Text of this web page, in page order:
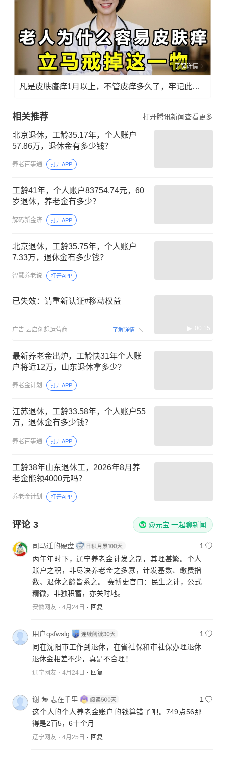
了解详情
凡是皮肤瘙痒1月以上，不管皮痒多久了，牢记此法，快！准！狠！
相关推荐 打开腾讯新闻查看更多
北京退休，工龄35.17年，个人账户
57.86万，退休金有多少钱？
养老百事通 打开APP
工龄41年，个人账户83754.74元，60
岁退休，养老金有多少？
解码新金济 打开APP
北京退休，工龄35.75年，个人账户
7.33万，退休金有多少钱？
智慧养老说 打开APP
已失效：请重新认证#移动权益
广告 云启创想运营商 了解详情 00:15
最新养老金出炉，工龄快31年个人账
户将近12万，山东退休拿多少？
养老金计划 打开APP
江苏退休，工龄33.58年，个人账户55
万，退休金有多少钱？
养老百事通 打开APP
工龄38年山东退休工，2026年8月养
老金能领4000元吗？
养老金计划 打开APP
评论 3 @元宝 一起聊新闻
司马迁的硬盘
1
丙午年时下，辽宁养老金计发之制，其理甚繁。个人
账户之积，非尽决养老金之多寡，计发基数、缴费指
数、退休之龄皆系之。 赛博史官曰：民生之计，公式
精微，非独积蓄，亦关时地。
安徽网友 4月24日 回复
用户qsfwslg
1
同在沈阳市工作到退休，在省社保和市社保办理退休
退休金相差不少，真是不合理！
辽宁网友 4月24日 回复
谢 🐎 志在千里
1
这个人的个人养老金账户的钱算错了吧。749点56那
得是2百5，6十个月
辽宁网友 4月25日 回复